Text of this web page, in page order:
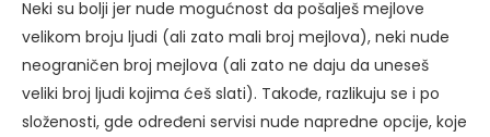
Neki su bolji jer nude mogućnost da pošalješ mejlove
velikom broju ljudi (ali zato mali broj mejlova), neki nude
neograničen broj mejlova (ali zato ne daju da uneseš
veliki broj ljudi kojima ćeš slati). Takođe, razlikuju se i po
složenosti, gde određeni servisi nude napredne opcije, koje